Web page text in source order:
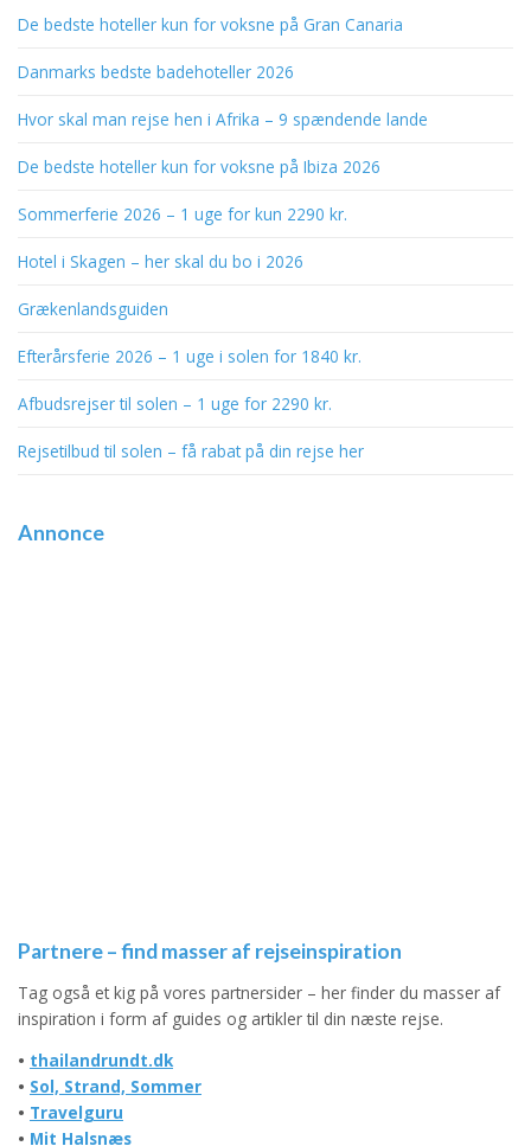
De bedste hoteller kun for voksne på Gran Canaria
Danmarks bedste badehoteller 2026
Hvor skal man rejse hen i Afrika – 9 spændende lande
De bedste hoteller kun for voksne på Ibiza 2026
Sommerferie 2026 – 1 uge for kun 2290 kr.
Hotel i Skagen – her skal du bo i 2026
Grækenlandsguiden
Efterårsferie 2026 – 1 uge i solen for 1840 kr.
Afbudsrejser til solen – 1 uge for 2290 kr.
Rejsetilbud til solen – få rabat på din rejse her
Annonce
Partnere – find masser af rejseinspiration
Tag også et kig på vores partnersider – her finder du masser af
inspiration i form af guides og artikler til din næste rejse.
• thailandrundt.dk
• Sol, Strand, Sommer
• Travelguru
• Mit Halsnæs